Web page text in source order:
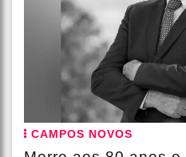
CAMPOS NOVOS